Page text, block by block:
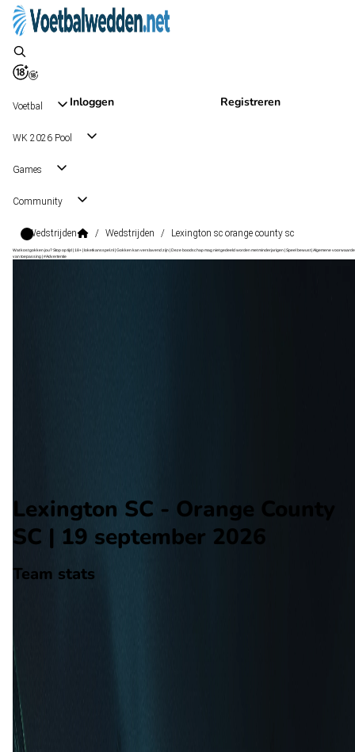
Inloggen Registreren
Voetbal
WK 2026 Pool
Games
Community
Wedstrijden / Wedstrijden / Lexington sc orange county sc
Wat kost gokken jou? Stop op tijd | 18+ | loketkansspel.nl | Gokken kan verslavend zijn | Deze boodschap mag niet gedeeld worden met minderjarigen | Speel bewust | Algemene
van toepassing | #Advertentie
Lexington SC - Orange County
SC | 19 september 2026
Team stats
Orange County SC
27
7 gewonnen
6verloren